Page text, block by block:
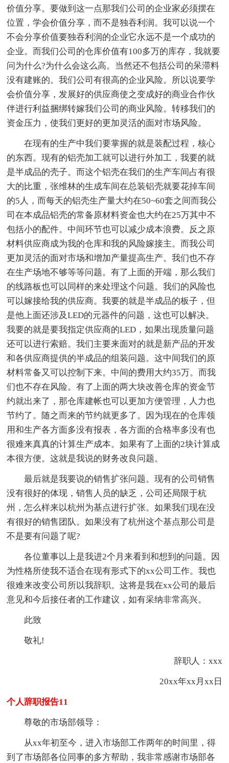
价值分享。要做到这一点那我们公司的企业家必须摆在
位置，学会价值分享，而不是独吞利润。我可以说一个
不会分享价值要独吞利润的企业它永远不是一个成功的
企业。而我们公司的仓库价值有100多万的库存，我就要
问为什么?为什么会这么高。当然还不包括公司的呆滞料
没有建账的。我们公司有很高的企业风险。所以说要学
会价值分享，发展好的供应商使之变成好的商业合作伙
伴进行利益捆绑转嫁我们公司的商业风险。转移我们的
资金压力，使我们更好的更加灵活的面对市场风险。
在现有的生产中我们要掌握的就是装配过程，核心
的东西。现有的铝壳加工就可以进行外加工，我要的就
是半成品的壳子。而这个铝壳在我们的生产车间占有很
大的比重，张维林的生成车间在总装铝壳就要花掉车间
的5人，而每天的铝壳生产量大约在50~60套之间而我公
司在本成品铝壳的常备原材料资金也大约在25万其中不
包括小的配件。中间环节也可以减少成本浪费。反之原
材料供应商成为我的仓库和我的风险嫁接主。而我公司
更加灵活的面对市场和增加产量提高生产。我们也不存
在生产场地不够等等问题。有了上面的开端，那么我们
的线路板也可以同样的来处理这个问题。我们的风险也
可以嫁接给我的供应商。我要的就是半成品的板子，但
是他上面还涉及LED的元器件的问题，这也可以解决。
我要的就是要我指定供应商的LED，如果出现质量问题
还可以进行索赔。我们主要来面对的就是新产品的开发
和各供应商提供的半成品的组装问题。这中间我们的原
材料常备又可以控制下来。中间的费用大约35万。而我
们也不存在风险。有了上面的两大块改善仓库的资金节
约就出来了，那仓库建帐也可以更加方便管理，人力也
节约了。随之而来的节约就更多了。因为现在的仓库领
用和生产各方面多没有报表，各方面的合格率多没有也
很难来真真的计算生产成本。如果有了上面的2块计算成
本很方便。这就是我说的财务改良问题。
最后就是我要说的销售扩张问题。现有的公司销售
没有很好的体现，销售人员的缺乏，公司还局限于杭
州，怎么样来以杭州为基点进行扩张。如果我们现在没
有很好的销售团队。如果没有了杭州这个基点那公司是
不是要有问题了呢?
各位董事以上是我进2个月来看到和想到的问题。因
为性格所使我不适合在现有形式下的xx公司工作。我也
很难来改变公司所以我辞职。这将是我在xx公司的最后
意见和今后接任者的工作建议，如有采纳非常高兴。
此致
敬礼!
辞职人：xxx
20xx年xx月xx日
个人辞职报告11
尊敬的市场部领导：
从xx年初至今，进入市场部工作两年的时间里，得
到了市场部各位同事的多方帮助，我非常感谢市场部各